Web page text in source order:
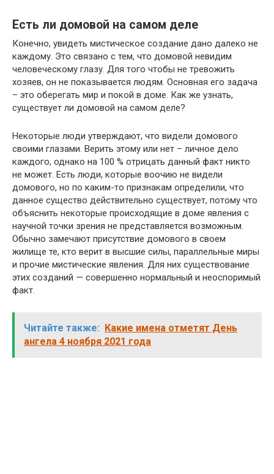
Есть ли домовой на самом деле
Конечно, увидеть мистическое создание дано далеко не
каждому. Это связано с тем, что домовой невидим
человеческому глазу. Для того чтобы не тревожить
хозяев, он не показывается людям. Основная его задача
– это оберегать мир и покой в доме. Как же узнать,
существует ли домовой на самом деле?
Некоторые люди утверждают, что видели домового
своими глазами. Верить этому или нет – личное дело
каждого, однако на 100 % отрицать данный факт никто
не может. Есть люди, которые воочию не видели
домового, но по каким-то признакам определили, что
данное существо действительно существует, потому что
объяснить некоторые происходящие в доме явления с
научной точки зрения не представляется возможным.
Обычно замечают присутствие домового в своем
жилище те, кто верит в высшие силы, параллельные миры
и прочие мистические явления. Для них существование
этих созданий — совершенно нормальный и неоспоримый
факт.
Читайте также: Какие имена отметят День
ангела 4 ноября 2021 года